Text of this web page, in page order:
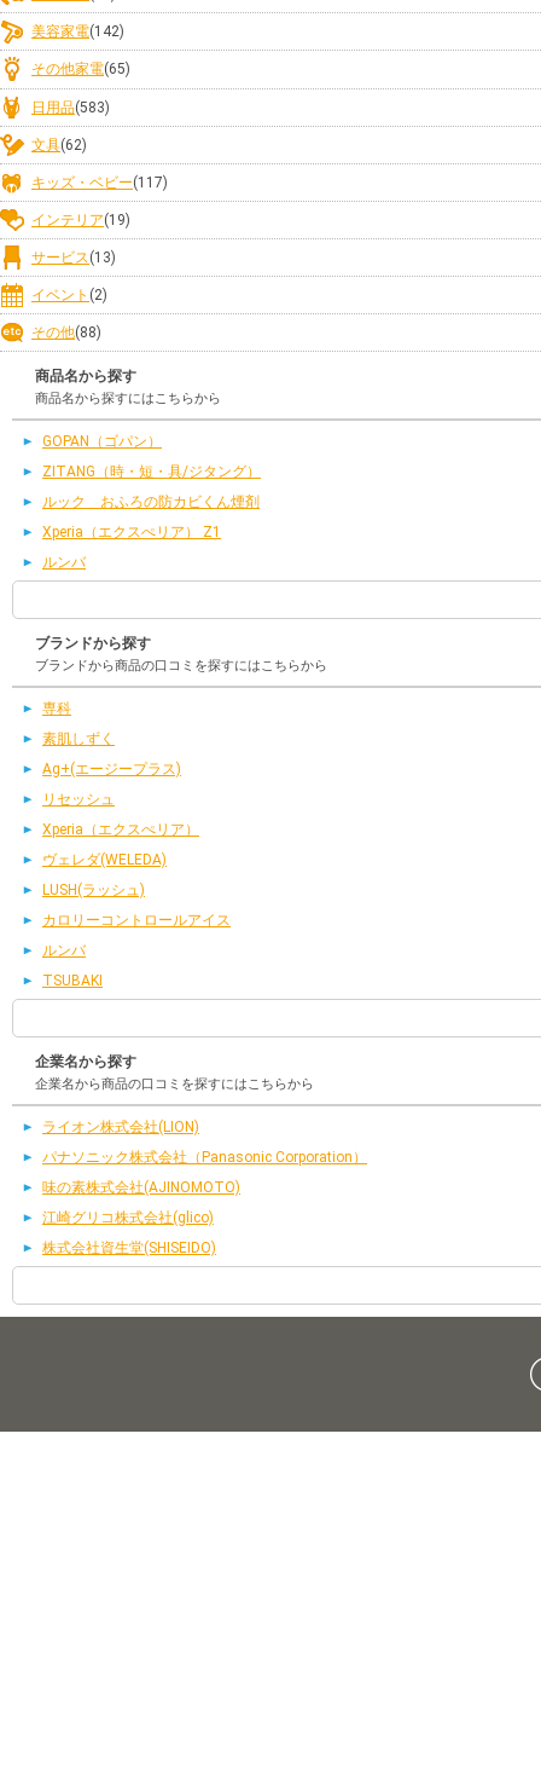
美容家電(142)
その他家電(65)
日用品(583)
文具(62)
キッズ・ベビー(117)
インテリア(19)
サービス(13)
イベント (2)
その他(88)
商品名から探す
商品名から探すにはこちらから
GOPAN（ゴパン）
ZITANG（時・短・具/ジタング）
ルック おふろの防カビくん煙剤
Xperia（エクスぺリア） Z1
ルンバ
ブランドから探す
ブランドから商品の口コミを探すにはこちらから
専科
素肌しずく
Ag+(エージープラス)
リセッシュ
Xperia（エクスぺリア）
ヴェレダ(WELEDA)
LUSH(ラッシュ)
カロリーコントロールアイス
ルンバ
TSUBAKI
企業名から探す
企業名から商品の口コミを探すにはこちらから
ライオン株式会社(LION)
パナソニック株式会社（Panasonic Corporation）
味の素株式会社(AJINOMOTO)
江崎グリコ株式会社(glico)
株式会社資生堂(SHISEIDO)